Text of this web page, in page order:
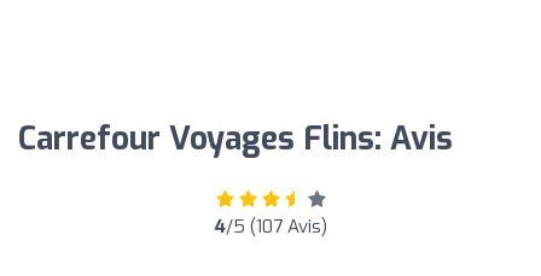
Carrefour Voyages Flins: Avis
4/5 (107 Avis)